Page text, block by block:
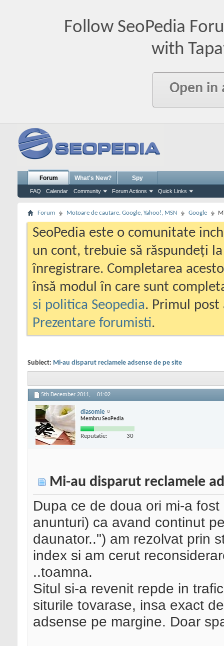
Follow SeoPedia
with
Open in
Forum
FAQ Calendar Community Forum Actions Quick Links
What's New? Spy
Forum Motoare de cautare. Google, Yahoo!, MSN Google
SeoPedia este o comunitate
un cont, trebuie să răspundeți
înregistrare. Completarea
însă modul în care sunt
si politica Seopedia. Primul
Prezentare forumisti.
Subiect: Mi-au disparut reclamele adsense de pe site
5th December 2011, 01:02
diasomie
Membru SeoPedia
Reputatie: 30
Mi-au disparut reclamele
Dupa ce de doua ori mi-a
anunturi) ca avand continut
daunator..") am rezolvat prin
index si am cerut
..toamna.
Situl si-a revenit repde in
siturile tovarase, insa exact
adsense pe margine. Doar